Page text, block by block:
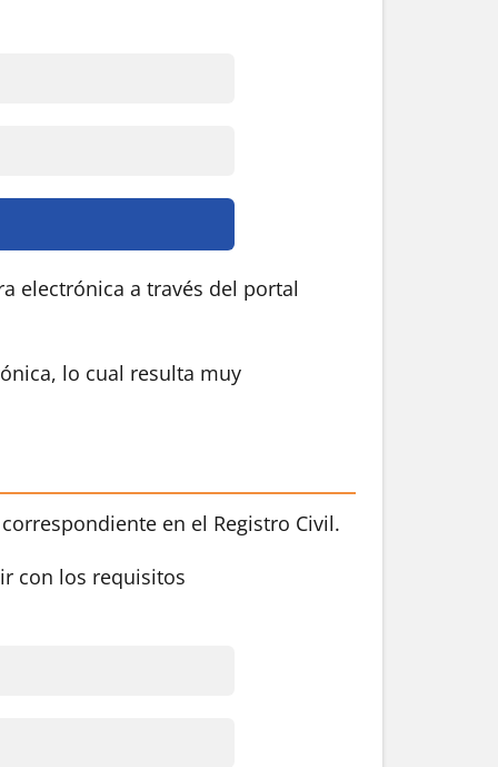
electrónica a través del portal
lo cual resulta muy
en el Registro Civil.
con los requisitos